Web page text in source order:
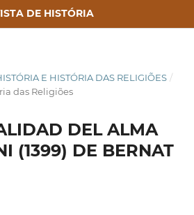
DE HISTÓRIA
E HISTÓRIA DAS RELIGIÕES /
das Religiões
DEL ALMA
(1399) DE BERNAT